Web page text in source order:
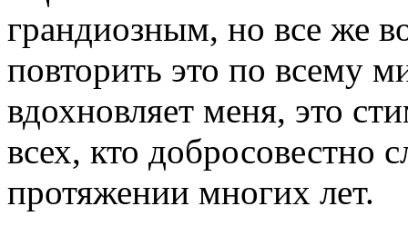
грандиозным, но все же
повторить это по всему
вдохновляет меня, это
всех, кто добросовестно
протяжении многих лет.